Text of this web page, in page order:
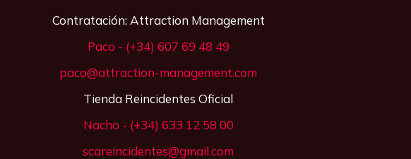
Contratación: Attraction Management
Paco - (+34) 607 69 48 49
paco@attraction-management.com
Tienda Reincidentes Oficial
Nacho - (+34) 633 12 58 00
scareincidentes@gmail.com